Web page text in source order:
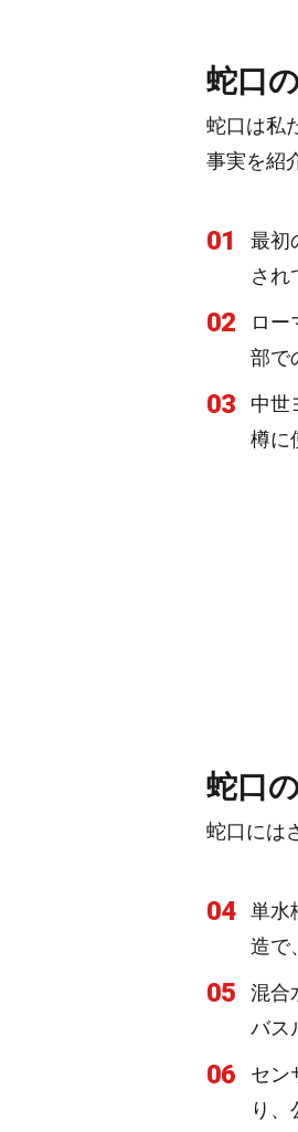
蛇口
蛇口は私
事実を紹
01
最初
され
02
ロー
部で
03
中世
樽に
蛇口
蛇口には
04
単水
造で
05
混合
バス
06
セン
り、